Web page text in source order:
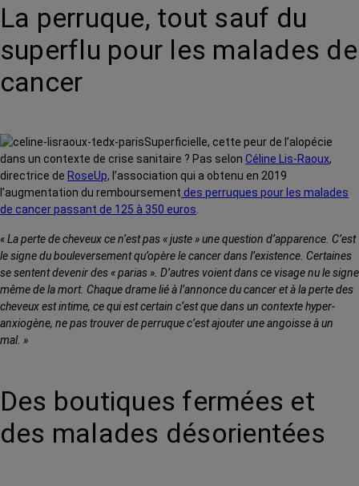
La perruque, tout sauf du
superflu pour les malades de
cancer
Superficielle, cette peur de l’alopécie
dans un contexte de crise sanitaire ? Pas selon Céline Lis-Raoux,
directrice de RoseUp, l’association qui a obtenu en 2019
l’augmentation du remboursement des perruques pour les malades
de cancer passant de 125 à 350 euros
« La perte de cheveux ce n’est pas « juste » une question d’apparence. C’est
le signe du bouleversement qu’opère le cancer dans l’existence. Certaines
se sentent devenir des « parias ». D’autres voient dans ce visage nu le signe
même de la mort. Chaque drame lié à l’annonce du cancer et à la perte des
cheveux est intime, ce qui est certain c’est que dans un contexte hyper-
anxiogène, ne pas trouver de perruque c’est ajouter une angoisse à un
mal. »
Des boutiques fermées et
des malades désorientées